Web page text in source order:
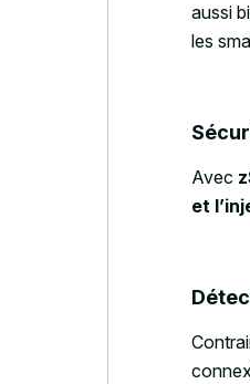
aussi
les
Avec
et